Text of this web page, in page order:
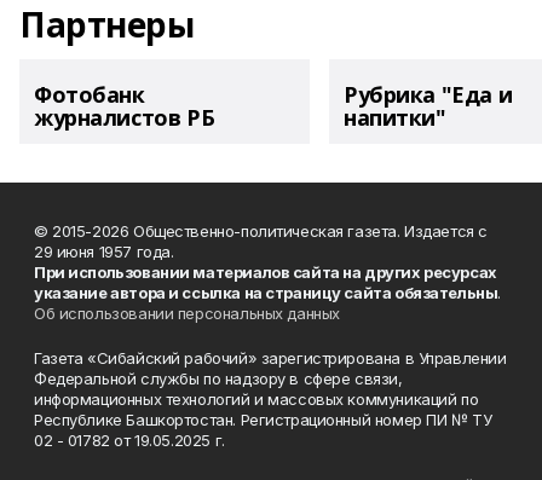
Партнеры
Фотобанк
журналистов РБ
Рубрика "Еда и
напитки"
© 2015-2026 Общественно-политическая газета. Издается с
29 июня 1957 года.
При использовании материалов сайта на других ресурсах
указание автора и ссылка на страницу сайта обязательны.
Об использовании персональных данных
Газета «Сибайский рабочий» зарегистрирована в Управлении
Федеральной службы по надзору в сфере связи,
информационных технологий и массовых коммуникаций по
Республике Башкортостан. Регистрационный номер ПИ № ТУ
02 - 01782 от 19.05.2025 г.